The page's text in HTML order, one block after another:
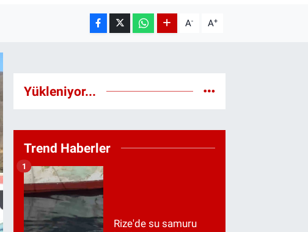
A- A+
Yükleniyor...
Trend Haberler
Rize'de su samuru
1